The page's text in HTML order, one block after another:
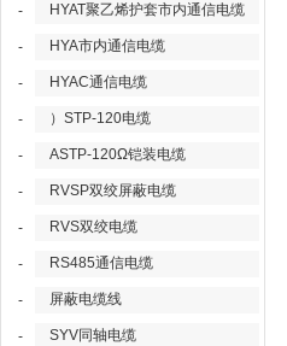
- HYAT聚乙烯护套市内通信电缆
- HYA市内通信电缆
- HYAC通信电缆
- ）STP-120电缆
- ASTP-120Ω铠装电缆
- RVSP双绞屏蔽电缆
- RVS双绞电缆
- RS485通信电缆
- 屏蔽电缆线
- SYV同轴电缆